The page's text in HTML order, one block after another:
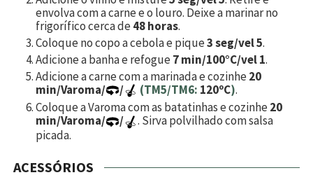
envolva com a carne e o louro. Deixe a marinar no
frigorífico cerca de48 horas.
Coloque no copo a cebola e pique3 seg/vel 5.
Adicione a banha e refogue7 min/100°C/vel 1.
Adicione a carne com a marinada e cozinhe20
min/Varoma/
/ (TM5/TM6: 120ºC).
Coloque a Varoma com as batatinhas e cozinhe20
min/Varoma/
/
. Sirva polvilhado com salsa
picada.
ACESSÓRIOS